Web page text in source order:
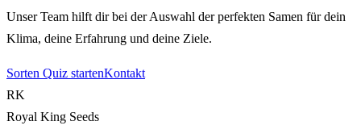
Unser Team hilft dir bei der Auswahl der perfekten Samen für dein
Klima, deine Erfahrung und deine Ziele.
Sorten Quiz startenKontakt
RK
Royal King Seeds